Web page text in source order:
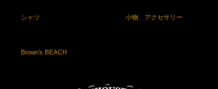
シャツ 小物、アクセサリー
Brown's BEACH